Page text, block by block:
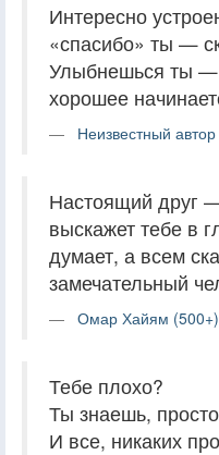
Интересно
«спасибо» ты —
Улыбнешься ты —
хорошее
Неизвестный
Настоящий друг
выскажет тебе в
думает, а всем
замечательный
Омар Хайям (500+)
Тебе плохо?
Ты знаешь,
И все, никаких